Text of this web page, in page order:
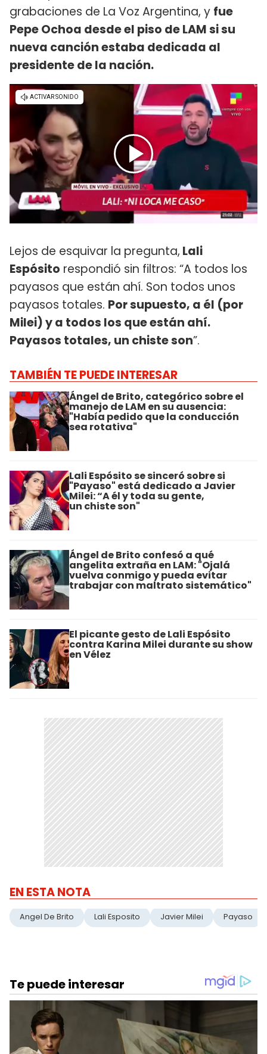
grabaciones de La Voz Argentina, y fue
Pepe Ochoa desde el piso de LAM si su
nueva canción estaba dedicada al
presidente de la nación.
Lejos de esquivar la pregunta, Lali
Espósito respondió sin filtros: “A todos los
payasos que están ahí. Son todos unos
payasos totales. Por supuesto, a él (por
Milei) y a todos los que están ahí.
Payasos totales, un chiste son”.
TAMBIÉN TE PUEDE INTERESAR
Ángel de Brito, categórico sobre el
manejo de LAM en su ausencia:
"Había pedido que la conducción
sea rotativa"
Lali Espósito se sinceró sobre si
"Payaso" está dedicado a Javier
Milei: “A él y toda su gente,
un chiste son"
Ángel de Brito confesó a qué
angelita extraña en LAM: "Ojalá
vuelva conmigo y pueda evitar
trabajar con maltrato sistemático"
El picante gesto de Lali Espósito
contra Karina Milei durante su show
en Vélez
EN ESTA NOTA
Angel De Brito Lali Esposito Javier Milei Payaso